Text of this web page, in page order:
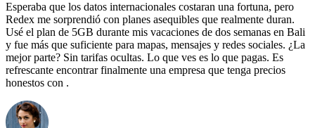
Esperaba que los datos internacionales costaran una fortuna, pero
Redex me sorprendió con planes asequibles que realmente duran.
Usé el plan de 5GB durante mis vacaciones de dos semanas en Bali
y fue más que suficiente para mapas, mensajes y redes sociales. ¿La
mejor parte? Sin tarifas ocultas. Lo que ves es lo que pagas. Es
refrescante encontrar finalmente una empresa que tenga precios
honestos con .